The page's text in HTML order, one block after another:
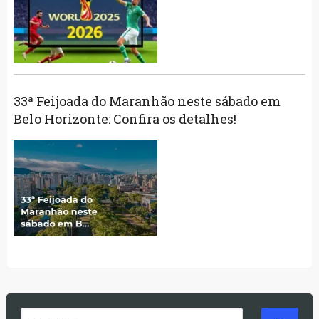
33ª Feijoada do Maranhão neste sábado em
Belo Horizonte: Confira os detalhes!